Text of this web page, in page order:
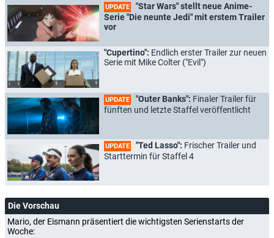
UPDATE
"Star Wars" stellt neue Anime-
Serie "Die neunte Jedi" mit erstem Trailer
vor
"Cupertino": Endlich erster Trailer zur neuen
Serie mit Mike Colter ("Evil")
UPDATE "Outer Banks": Finaler Trailer für
fünften und letzte Staffel veröffentlicht
UPDATE "Ted Lasso": Frischer Trailer und
Starttermin für Staffel 4
Die Vorschau
Mario, der Eismann präsentiert die wichtigsten Serienstarts der
Woche: